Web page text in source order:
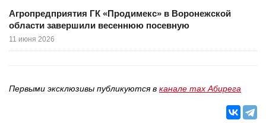
Агропредприятия ГК «Продимекс» в Воронежской
области завершили весеннюю посевную
11 июня 2026
Первыми эксклюзивы публикуются в канале max Абирега